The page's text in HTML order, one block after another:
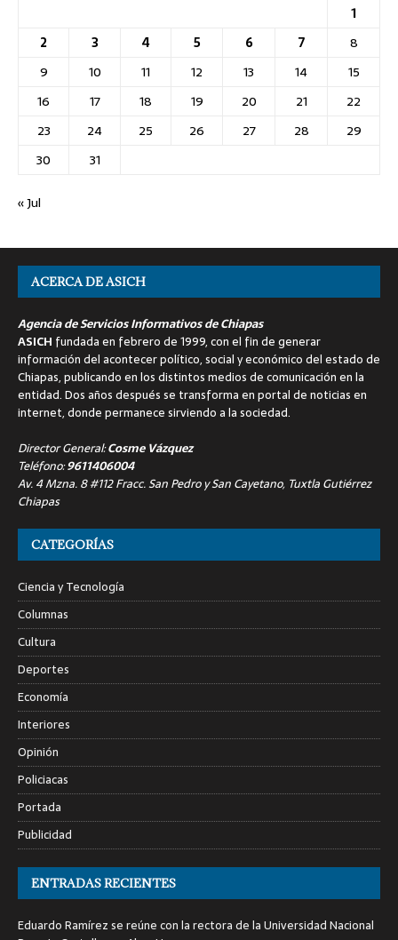
1
2
3 4 5 6 7
8
9
10 11 12 13 14
15
16
17 18 19 20 21
22
23
24 25 26 27 28
29
30
31
« Jul
ACERCA DE ASICH
Agencia de Servicios Informativos de Chiapas
ASICH fundada en febrero de 1999, con el fin de generar
información del acontecer político, social y económico del estado de
Chiapas, publicando en los distintos medios de comunicación en la
entidad. Dos años después se transforma en portal de noticias en
internet, donde permanece sirviendo a la sociedad.
Director General:Cosme Vázquez
Teléfono:9611406004
Av. 4 Mzna. 8 #112 Fracc. San Pedro y San Cayetano, Tuxtla Gutiérrez
Chiapas
CATEGORÍAS
Ciencia y Tecnología
Columnas
Cultura
Deportes
Economía
Interiores
Opinión
Policiacas
Portada
Publicidad
ENTRADAS RECIENTES
Eduardo Ramírez se reúne con la rectora de la Universidad Nacional